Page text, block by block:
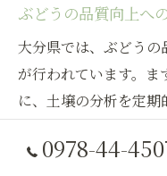
ぶどうの品質向上へ
大分県では、ぶどうの
が行われています。ま
に、土壌の分析を定期
えています。また、
められており、新た
0978-44-